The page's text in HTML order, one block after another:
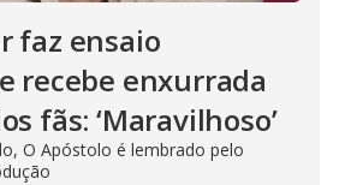
faz ensaio
recebe enxurrada
fãs: ‘Maravilhoso’
O Apóstolo é lembrado pelo